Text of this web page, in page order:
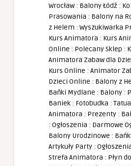
Wrocław : Balony Łódź :
Prasowania : Balony na
z Helem : Wyszukiwarka
Kurs Animatora : Kurs
Online : Polecany Sklep :
Animatora Zabaw dla
Kurs Online : Animator
Dzieci Online : Balony z
Bańki Mydlane : Balony :
Baniek : Fotobudka :
Animatora : Prezenty :
: Ogłoszenia : Darmowe
Balony Urodzinowe :
Artykuły Party :
Strefa Animatora : Płyn